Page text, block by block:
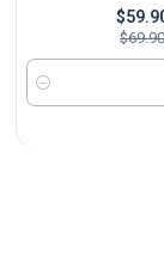
Cantidad